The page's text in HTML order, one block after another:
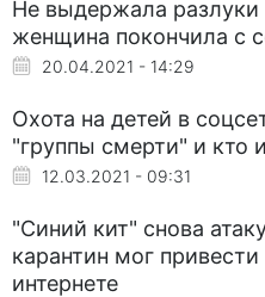
Не выдержала
женщина покончила с
20.04.2021 - 14:29
Охота на детей в
"группы смерти" и кто
12.03.2021 - 09:31
"Синий кит" снова
карантин мог
интернете